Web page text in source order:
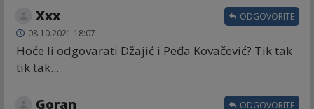
Xxx
08.10.2021 18:07
Hoće li odgovarati Džajić i Peđa Kovačević? Tik tak
tik tak...
ODGOVORITE
Goran ODGOVORITE